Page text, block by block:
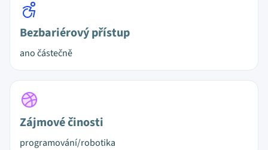
Bezbariérový přístup
ano částečně
Zájmové činosti
programování/robotika